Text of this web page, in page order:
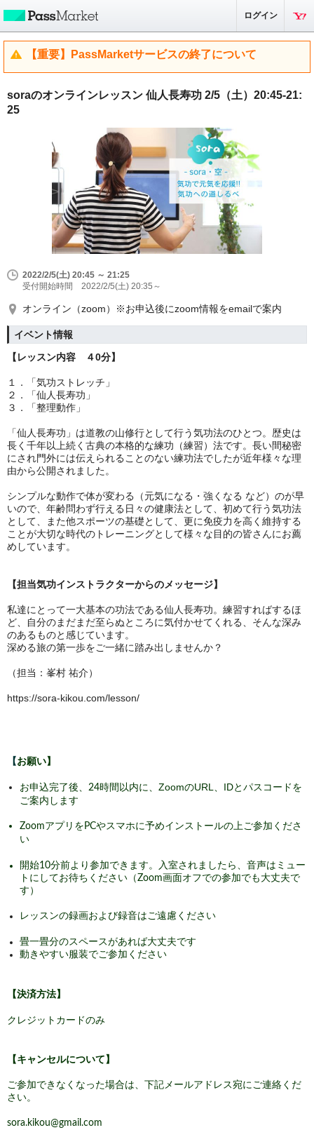
ログイン
【重要】PassMarketサービスの終了について
soraのオンラインレッスン 仙人長寿功 2/5（土）20:45-21:
25
2022/2/5(土) 20:45 ～ 21:25
受付開始時間 2022/2/5(土) 20:35～
オンライン（zoom）※お申込後にzoom情報をemailで案内
イベント情報
【レッスン内容 ４0分】
１．
「気功ストレッチ」
２．「仙人長寿功」
３．「整理動作」
「仙人長寿功」は道教の山修行として行う気功法のひとつ。歴史は
長く千年以上続く古典の本格的な練功（練習）法です。長い間秘密
にされ門外には伝えられることのない練功法でしたが近年様々な理
由から公開されました。
シンプルな動作で体が変わる（元気になる・強くなる など）のが早
いので、年齢問わず行える日々の健康法として、初めて行う気功法
として、また他スポーツの基礎として、更に免疫力を高く維持する
ことが大切な時代のトレーニングとして様々な目的の皆さんにお薦
めしています。
【担当気功インストラクターからのメッセージ】
私達にとって一大基本の功法である仙人長寿功。練習すればするほ
ど、自分のまだまだ至らぬところに気付かせてくれる、そんな深み
のあるものと感じています。
深める旅の第一歩をご一緒に踏み出しませんか？
（担当：峯村 祐介）
https://sora-kikou.com/lesson/
【 お願い】
お申込完了後、24時間以内に、 ZoomのURL、IDとパスコードを
ご案内します
ZoomアプリをPCやスマホに予めインストールの上ご参加くださ
い
開始10分前より参加できます。入室されましたら、音声はミュー
トにしてお待ちください （Zoom画面オフでの参加でも大丈夫で
す）
レッスンの録画および録音はご遠慮ください
畳一畳分のスペースがあれば大丈夫です
動きやすい服装でご参加ください
【決済方法】
クレジットカードのみ
【キャンセルについて】
ご参加できなくなった場合は、下記メールアドレス宛にご連絡くだ
さい。
sora.kikou@gmail.com